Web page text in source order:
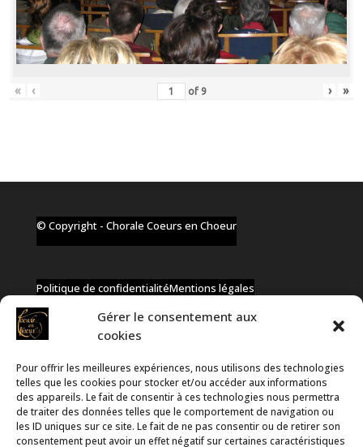
Gérer le consentement aux
cookies
Pour offrir les meilleures expériences, nous utilisons des technologies
telles que les cookies pour stocker et/ou accéder aux informations
des appareils. Le fait de consentir à ces technologies nous permettra
de traiter des données telles que le comportement de navigation ou
les ID uniques sur ce site. Le fait de ne pas consentir ou de retirer son
consentement peut avoir un effet négatif sur certaines caractéristiques
« ‹ of 9 › »
© Copyright - Chorale Coeurs en Choeur
Politique de confidentialitéMentions légales
✆ +32 477 91 58 46
✉ infos@coeurs-en-choeur.be